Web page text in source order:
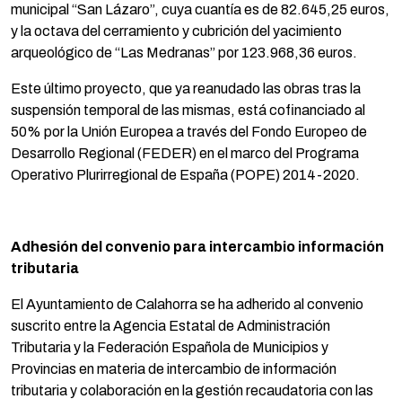
municipal “San Lázaro”, cuya cuantía es de 82.645,25 euros,
y la octava del cerramiento y cubrición del yacimiento
arqueológico de “Las Medranas” por 123.968,36 euros.
Este último proyecto, que ya reanudado las obras tras la
suspensión temporal de las mismas, está cofinanciado al
50% por la Unión Europea a través del Fondo Europeo de
Desarrollo Regional (FEDER) en el marco del Programa
Operativo Plurirregional de España (POPE) 2014-2020.
Adhesión del convenio para intercambio información
tributaria
El Ayuntamiento de Calahorra se ha adherido al convenio
suscrito entre la Agencia Estatal de Administración
Tributaria y la Federación Española de Municipios y
Provincias en materia de intercambio de información
tributaria y colaboración en la gestión recaudatoria con las